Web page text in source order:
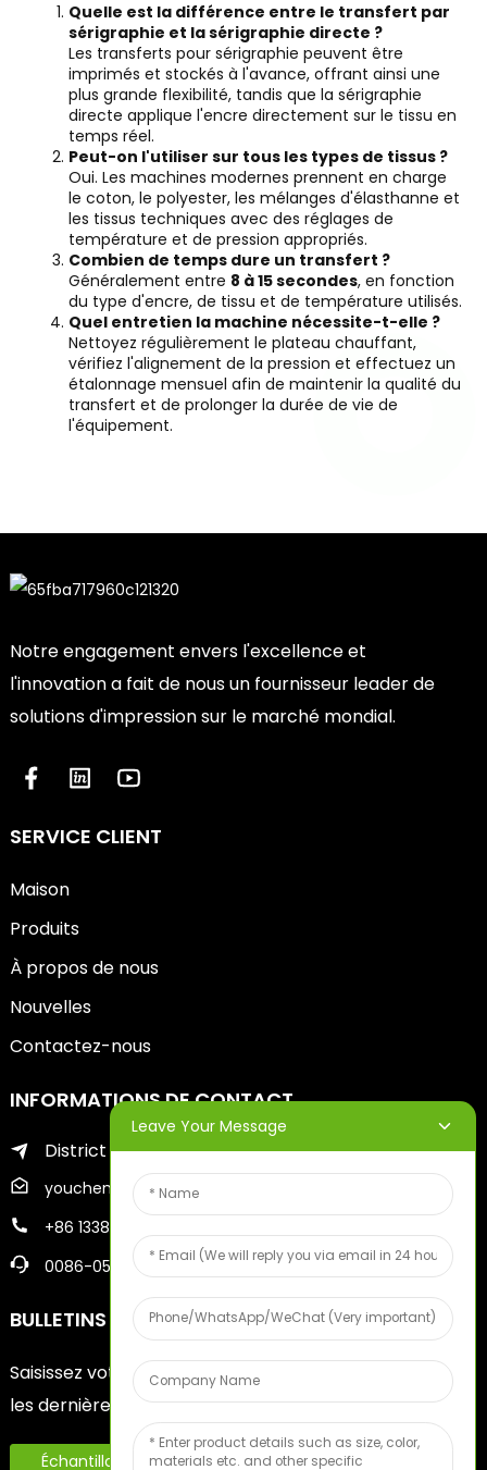
Quelle est la différence entre le transfert par
sérigraphie et la sérigraphie directe ?
Les transferts pour sérigraphie peuvent être
imprimés et stockés à l'avance, offrant ainsi une
plus grande flexibilité, tandis que la sérigraphie
directe applique l'encre directement sur le tissu en
temps réel.
Peut-on l'utiliser sur tous les types de tissus ?
Oui. Les machines modernes prennent en charge
le coton, le polyester, les mélanges d'élasthanne et
les tissus techniques avec des réglages de
température et de pression appropriés.
Combien de temps dure un transfert ?
Généralement entre 8 à 15 secondes, en fonction
du type d'encre, de tissu et de température utilisés.
Quel entretien la machine nécessite-t-elle ?
Nettoyez régulièrement le plateau chauffant,
vérifiez l'alignement de la pression et effectuez un
étalonnage mensuel afin de maintenir la qualité du
transfert et de prolonger la durée de vie de
l'équipement.
Notre engagement envers l'excellence et
l'innovation a fait de nous un fournisseur leader de
solutions d'impression sur le marché mondial.
SERVICE CLIENT
Maison
Produits
À propos de nous
Nouvelles
Contactez-nous
INFORMATIONS DE CONTACT
District de Zhifu de la ville de Yantai
youcheng@ytscreenprinter.com
+86 13386383930
0086-05356730996
BULLETINS D'INFORMATION
Saisissez votre adresse e-mail et nous vous enverrons
les dernières informations sur nos offres.
Échantillon De Fruits Gratuit
Leave Your Message